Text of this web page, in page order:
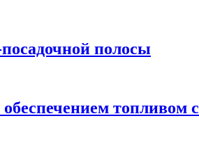
полосы
топливом